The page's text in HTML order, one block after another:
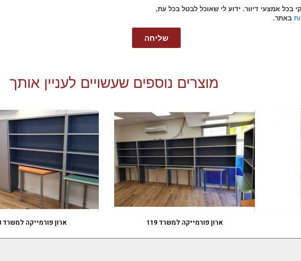
בכל אמצעי דיוור. ידוע לי שאוכל לבטל בכל עת,
באתר.
שליחה
מוצרים נוספים שעשויים לעניין אותך
ארון פורמייקה למשרד 119 ארון פורמייקה למשרד 118